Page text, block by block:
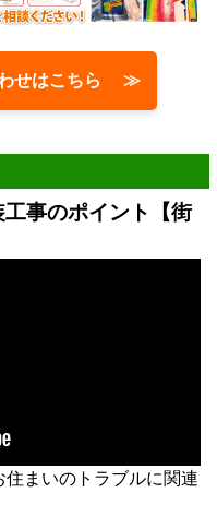
わせはこちら ≫
事のポイント【街
まいのトラブルに関連